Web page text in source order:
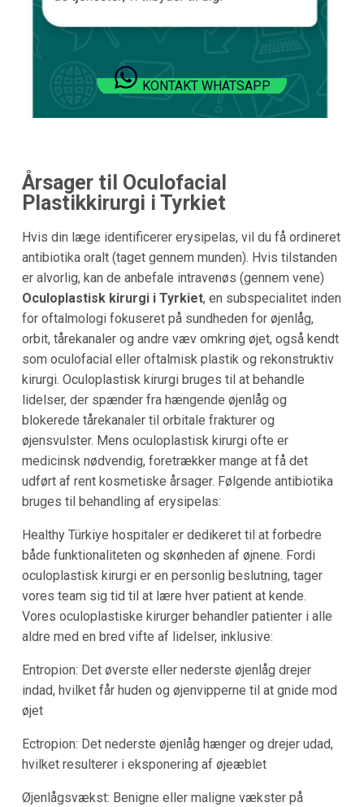
KONTAKT WHATSAPP
Årsager til Oculofacial
Plastikkirurgi i Tyrkiet
Hvis din læge identificerer erysipelas, vil du få ordineret
antibiotika oralt (taget gennem munden). Hvis tilstanden
er alvorlig, kan de anbefale intravenøs (gennem vene)
Oculoplastisk kirurgi i Tyrkiet, en subspecialitet inden
for oftalmologi fokuseret på sundheden for øjenlåg,
orbit, tårekanaler og andre væv omkring øjet, også kendt
som oculofacial eller oftalmisk plastik og rekonstruktiv
kirurgi. Oculoplastisk kirurgi bruges til at behandle
lidelser, der spænder fra hængende øjenlåg og
blokerede tårekanaler til orbitale frakturer og
øjensvulster. Mens oculoplastisk kirurgi ofte er
medicinsk nødvendig, foretrækker mange at få det
udført af rent kosmetiske årsager. Følgende antibiotika
bruges til behandling af erysipelas:
Healthy Türkiye hospitaler er dedikeret til at forbedre
både funktionaliteten og skønheden af øjnene. Fordi
oculoplastisk kirurgi er en personlig beslutning, tager
vores team sig tid til at lære hver patient at kende.
Vores oculoplastiske kirurger behandler patienter i alle
aldre med en bred vifte af lidelser, inklusive:
Entropion: Det øverste eller nederste øjenlåg drejer
indad, hvilket får huden og øjenvipperne til at gnide mod
øjet
Ectropion: Det nederste øjenlåg hænger og drejer udad,
hvilket resulterer i eksponering af øjeæblet
Øjenlågsvækst: Benigne eller maligne vækster på